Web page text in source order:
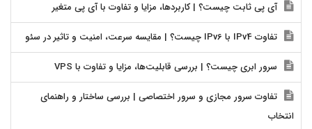
آی پی ثابت چیست؟ | کاربردها، مزایا و تفاوت با آی پی متغیر
تفاوت IPv4 با IPv6 چیست؟ | مقایسه سرعت، امنیت و تاثیر در سئو
سرور ابری چیست؟ | بررسی قابلیت‌ها، مزایا و تفاوت با VPS
تفاوت سرور مجازی و سرور اختصاصی | بررسی ساختار و راهنمای
انتخاب